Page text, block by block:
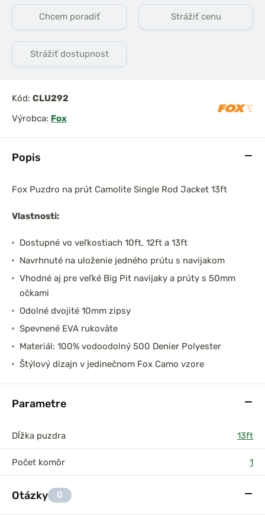
set
2-dielny
Popis
Fox Puzdro na prút Camolite Single Rod Jacket 13ft
Vlastnosti:
Dostupné vo veľkostiach 10ft, 12ft a 13ft
Navrhnuté na uloženie jedného prútu s navijakom
Vhodné aj pre veľké Big Pit navijaky a prúty s 50mm
očkami
Odolné dvojité 10mm zipsy
Spevnené EVA rukoväte
Materiál: 100% vodoodolný 500 Denier Polyester
Štýlový dizajn v jedinečnom Fox Camo vzore
Parametre
Dĺžka puzdra 13ft
Počet komôr 1
Otázky 0
Chcem poradiť Strážiť cenu
Strážiť dostupnost
Kód: CLU292
Výrobca: Fox